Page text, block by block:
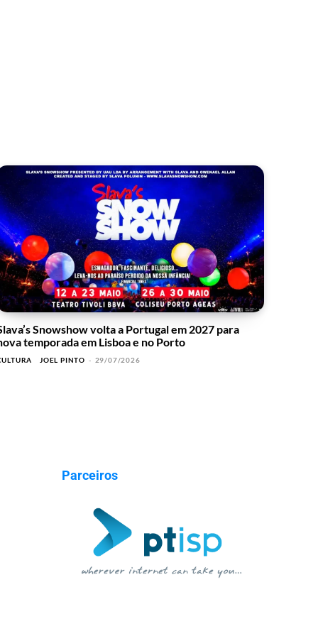
Snowshow volta a Portugal em 2027 para
temporada em Lisboa e no Porto
JOEL PINTO - 29/07/2026
Parceiros